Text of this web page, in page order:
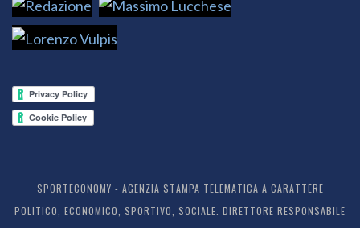
SPORTECONOMY - AGENZIA STAMPA TELEMATICA A CARATTERE
POLITICO, ECONOMICO, SPORTIVO, SOCIALE. DIRETTORE RESPONSABILE